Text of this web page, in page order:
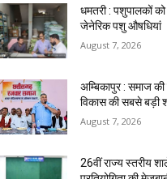
धमतरी : पशुपालकों
जेनेरिक पशु औषधियां
August 7, 2026
अम्बिकापुर : समाज
विकास की सबसे बड़ी
August 7, 2026
26वीं राज्य स्तरीय